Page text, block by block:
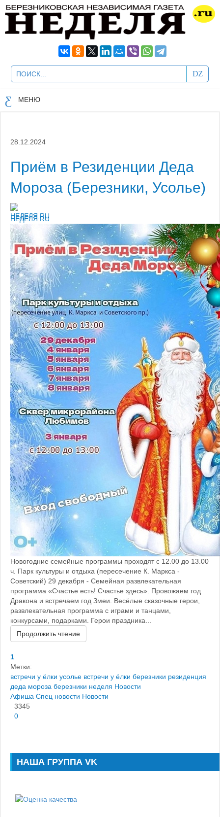
МЕНЮ
28.12.2024
Приём в Резиденции Деда
Мороза (Березники, Усолье)
НЕДЕЛЯ.RU
Новогодние семейные программы проходят с 12.00 до 13.00
ч. Парк культуры и отдыха (пересечение К. Маркса -
Советский) 29 декабря - Семейная развлекательная
программа «Счастье есть! Счастье здесь». Провожаем год
Дракона и встречаем год Змеи. Весёлые сказочные герои,
развлекательная программа с играми и танцами,
конкурсами, подарками. Герои праздника...
Продолжить чтение
1
Метки:
встречи у ёлки усолье встречи у ёлки березники резиденция
деда мороза березники неделя Новости
Афиша Спец новости Новости
3345
0
НАША ГРУППА VK